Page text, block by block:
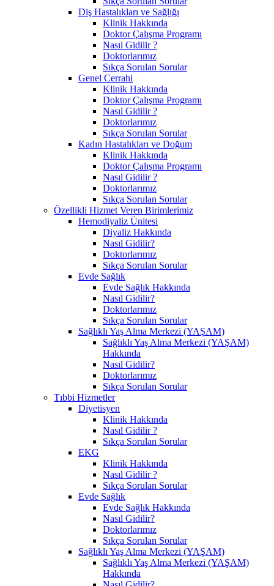
Diş Hastalıkları ve Sağlığı
Klinik Hakkında
Doktor Çalışma Programı
Nasıl Gidilir ?
Doktorlarımız
Sıkça Sorulan Sorular
Genel Cerrahi
Klinik Hakkında
Doktor Çalışma Programı
Nasıl Gidilir ?
Doktorlarımız
Sıkça Sorulan Sorular
Kadın Hastalıkları ve Doğum
Klinik Hakkında
Doktor Çalışma Programı
Nasıl Gidilir ?
Doktorlarımız
Sıkça Sorulan Sorular
Özellikli Hizmet Veren Birimlerimiz
Hemodiyaliz Ünitesi
Diyaliz Hakkında
Nasıl Gidilir?
Doktorlarımız
Sıkça Sorulan Sorular
Evde Sağlık
Evde Sağlık Hakkında
Nasıl Gidilir?
Doktorlarımız
Sıkça Sorulan Sorular
Sağlıklı Yaş Alma Merkezi (YAŞAM)
Sağlıklı Yaş Alma Merkezi (YAŞAM)
Hakkında
Nasıl Gidilir?
Doktorlarımız
Sıkça Sorulan Sorular
Tıbbi Hizmetler
Diyetisyen
Klinik Hakkında
Nasıl Gidilir ?
Sıkça Sorulan Sorular
EKG
Klinik Hakkında
Nasıl Gidilir ?
Sıkça Sorulan Sorular
Evde Sağlık
Evde Sağlık Hakkında
Nasıl Gidilir?
Doktorlarımız
Sıkça Sorulan Sorular
Sağlıklı Yaş Alma Merkezi (YAŞAM)
Sağlıklı Yaş Alma Merkezi (YAŞAM)
Hakkında